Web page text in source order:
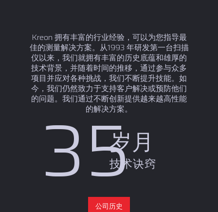
Kreon 拥有丰富的行业经验，可以为您指导最
佳的测量解决方案。从1993 年研发第一台扫描
仪以来，我们就拥有丰富的历史底蕴和雄厚的
技术背景，并随着时间的推移，通过参与众多
项目并应对各种挑战，我们不断提升技能。如
今，我们仍然致力于支持客户解决或预防他们
的问题。我们通过不断创新提供越来越高性能
的解决方案。
35
岁月
技术诀窍
公司历史